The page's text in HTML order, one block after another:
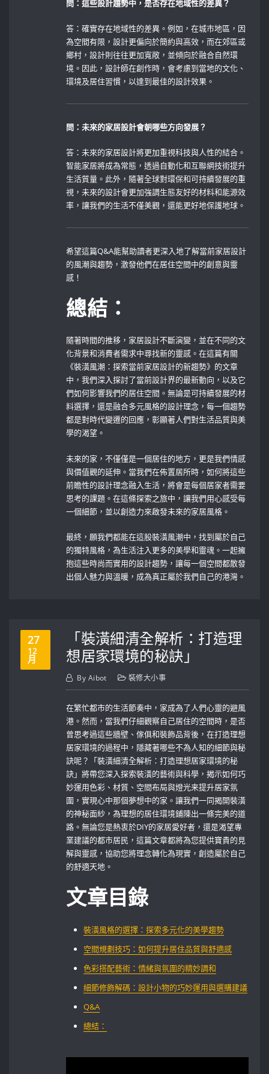
問：這些設計趨勢中，是否存在地域性的差異？
答：確實存在地域性的差異。例如，在城市地區，因
為空間有限，設計更偏向於簡約與高效，而在郊區或
鄉村，設計則往往更加寬敞，並傾向於融合自然環
境。因此，設計師在創作時，會考慮到當地的文化、
環境及居住習慣，以達到最佳的設計效果。
問：未來的家居設計會朝哪些方向發展？
答：未來的家居設計將更加重視科技與人性的結合。
智能家居將成為常態，透過自動化和互聯網技術提升
生活質量。此外，隨著全球對環保和可持續發展的重
視，未來的設計會更加強調生態友好的材料和能源效
率，讓我們的生活不僅美觀，還能更好地保護地球。
希望這篇Q&A能幫助讀者更深入地了解當前家居設計
的風潮與趨勢，激發他們在居住空間中的創意與靈
感！
總結：
隨著時間的推移，家居設計不斷演變，並在不同的文
化背景和消費者需求中尋找新的靈感。在這篇有關
《裝潢風潮：探索當前家居設計的新趨勢》的文章
中，我們深入探討了當前設計界的最新動向，以及它
們如何影響我們的居住空間。無論是可持續發展的材
料選擇，還是融合多元風格的設計理念，每一個趨勢
都是對時代變遷的回應，彰顯著人們對生活品質與美
學的渴望。
未來的家，不僅僅是一個居住的地方，更是我們情感
與價值觀的延伸。當我們在佈置居所時，如何將這些
前瞻性的設計理念融入生活，將會是每個居家者需要
思考的課題。在這條探索之旅中，讓我們用心感受每
一個細節，並以創造力來啟發未來的家居風格。
最終，願我們都能在這股裝潢風潮中，找到屬於自己
的獨特風格，為生活注入更多的美學和靈魂。一起擁
抱這些時尚而實用的設計趨勢，讓每一個空間都散發
出個人魅力與溫暖，成為真正屬於我們自己的港灣。
27
12
月
「裝潢細清全解析：打造理
想居家環境的秘訣」
By Aibot 裝修大小事
在繁忙都市的生活節奏中，家成為了人們心靈的避風
港。然而，當我們仔細觀察自己居住的空間時，是否
曾思考過這些牆壁、傢俱和裝飾品背後，在打造理想
居家環境的過程中，隱藏著哪些不為人知的細節與秘
訣呢？「裝潢細清全解析：打造理想居家環境的秘
訣」將帶您深入探索裝潢的藝術與科學，揭示如何巧
妙運用色彩、材質、空間布局與燈光来提升居家氛
圍，實現心中那個夢想中的家。讓我們一同揭開裝潢
的神秘面紗，為理想的居住環境鋪陳出一條完美的道
路。無論您是熱衷於DIY的家居愛好者，還是渴望專
業建議的都市居民，這篇文章都將為您提供寶貴的見
解與靈感，協助您將理念轉化為現實，創造屬於自己
的舒適天地。
文章目錄
裝潢風格的選擇：探索多元化的美學趨勢
空間規劃技巧：如何提升居住品質與舒適感
色彩搭配藝術：情緒與氛圍的精妙調和
細節修飾解碼：設計小物的巧妙運用與選購建議
Q&A
總結：